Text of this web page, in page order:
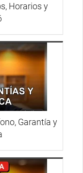
Horarios y
Garantía y